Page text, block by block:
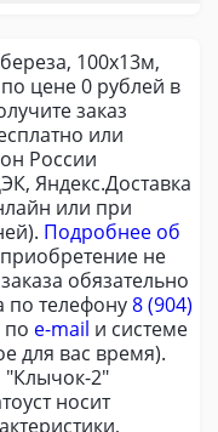
100х13м,
цене 0 рублей в
заказ
или
России
Яндекс.Доставка
или при
Подробнее об
не
обязательно
по телефону8 (904)
по e-mail и системе
для вас время).
2"
носит